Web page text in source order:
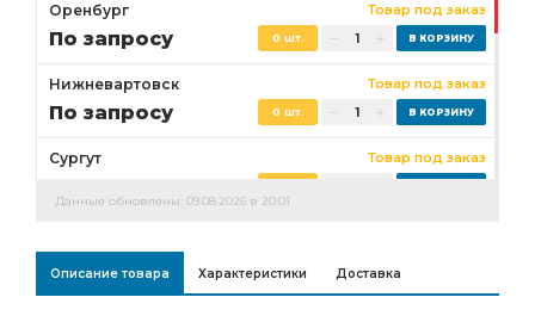
Оренбург Товар под заказ
По запросу 0 шт.
Нижневартовск Товар под заказ
По запросу 0 шт.
Сургут Товар под заказ
Данные обновлены: 09.08.2026 в 20:01
Описание товара Характеристики Доставка